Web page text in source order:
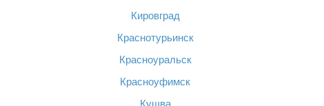
Кировград
Краснотурьинск
Красноуральск
Красноуфимск
Кушва